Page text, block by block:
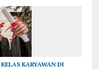
KELAS KARYAWAN DI